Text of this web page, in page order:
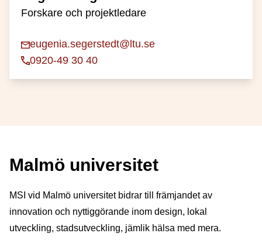
Forskare och projektledare
eugenia.segerstedt@ltu.se
0920-49 30 40
Malmö universitet
MSI vid Malmö universitet bidrar till främjandet av
innovation och nyttiggörande inom design, lokal
utveckling, stadsutveckling, jämlik hälsa med mera.